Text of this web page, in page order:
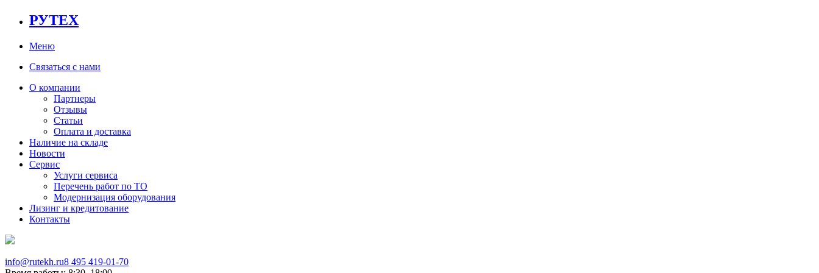
РУТЕХ
Меню
Связаться с нами
О компании
Партнеры
Отзывы
Статьи
Оплата и доставка
Наличие на складе
Новости
Сервис
Услуги сервиса
Перечень работ по ТО
Модернизация оборудования
Лизинг и кредитование
Контакты
info@rutekh.ru8 495 419-01-70